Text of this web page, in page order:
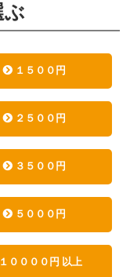
ぶ
１５００円
２５００円
３５００円
５０００円
００００円 以上